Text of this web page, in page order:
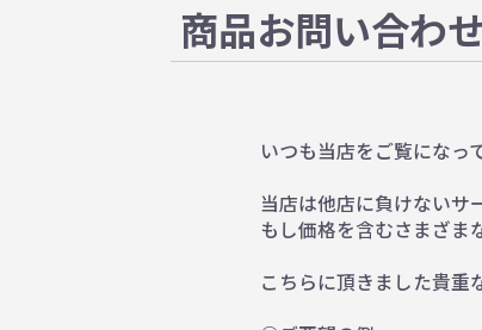
商品お問い合わ
いつも当店をご覧になっ
当店は他店に負けないサ
もし価格を含むさまざま
こちらに頂きました貴重